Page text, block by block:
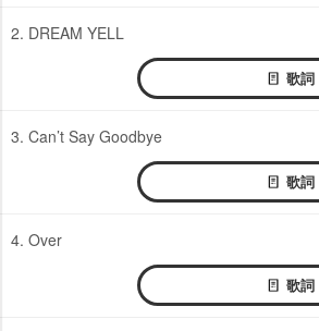
2. DREAM YELL
歌詞
3. Can’t Say Goodbye
歌詞
4. Over
歌詞